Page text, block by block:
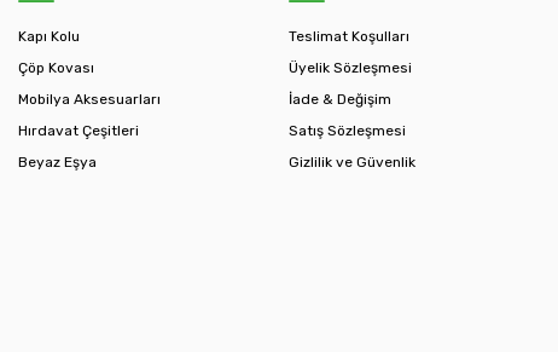
Kapı Kolu
Çöp Kovası
Mobilya Aksesuarları
Hırdavat Çeşitleri
Beyaz Eşya
Teslimat Koşulları
Üyelik Sözleşmesi
İade & Değişim
Satış Sözleşmesi
Gizlilik ve Güvenlik